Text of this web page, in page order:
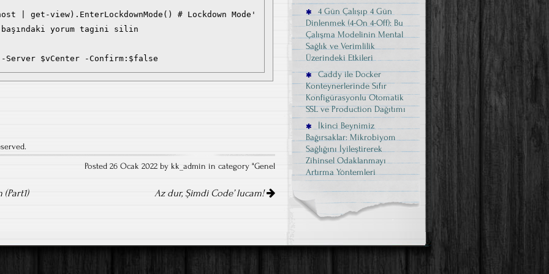
yorum tagini silin
Posted 26 Ocak 2022 by kk_admin in category "Genel
Az dur, Şimdi Code’ lucam!
4 Gün Çalışıp 4 Gün
Dinlenmek (4-On 4-Off): Bu
Çalışma Modelinin Mental
Sağlık ve Verimlilik
Üzerindeki Etkileri
Caddy ile Docker
Konteynerlerinde Sıfır
Konfigürasyonlu Otomatik
SSL ve Production Dağıtımı
İkinci Beynimiz
Bağırsaklar: Mikrobiyom
Sağlığını İyileştirerek
Zihinsel Odaklanmayı
Artırma Yöntemleri